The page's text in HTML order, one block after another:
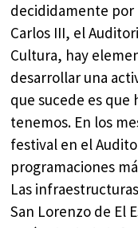
decididamente por
Carlos III, el
Cultura, hay
desarrollar una
que sucede es
tenemos. En los
festival en el
programaciones
Las
San Lorenzo de El